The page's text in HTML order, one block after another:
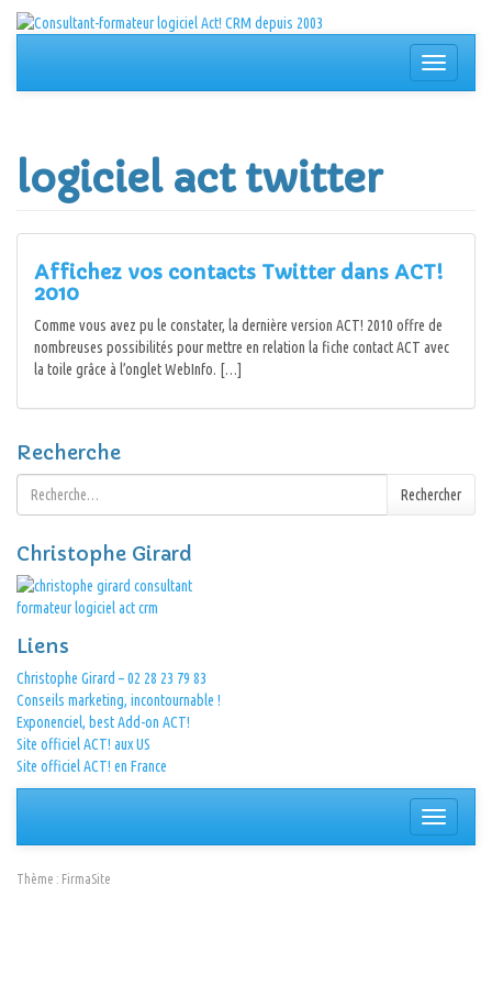
Aller
Afficher/
la
logiciel act twitter
Affichez vos contacts Twitter dans ACT!
2010
Comme vous avez pu le constater, la dernière version ACT! 2010 offre de
nombreuses possibilités pour mettre en relation la fiche contact ACT avec
la toile grâce à l’onglet WebInfo. […]
Recherche
Rechercher :
Rechercher
Christophe Girard
Liens
Christophe Girard – 02 28 23 79 83
Conseils marketing, incontournable !
Exponenciel, best Add-on ACT!
Site officiel ACT! aux US
Site officiel ACT! en France
Afficher/
la
Thème : FirmaSite